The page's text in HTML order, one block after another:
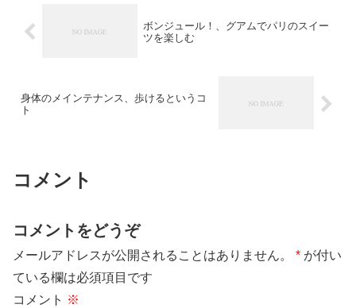
ボンジュール！、グアムでパリのスイー
ツを楽しむ
身体のメインテナンス、歩けるというコ
ト
コメント
コメントをどうぞ
メールアドレスが公開されることはありません。 * が付い
ている欄は必須項目です
コメント ※